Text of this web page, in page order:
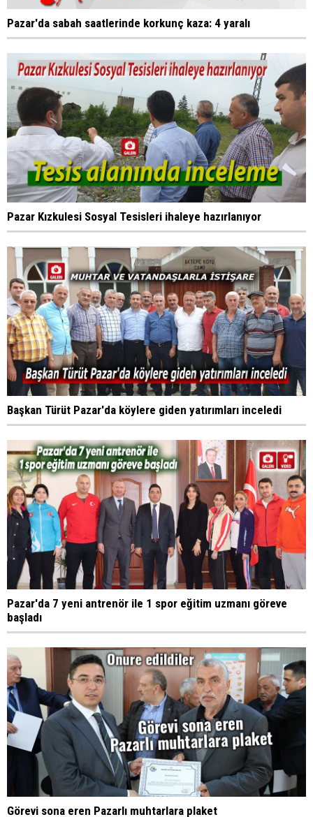
Pazar'da sabah saatlerinde korkunç kaza: 4 yaralı
Pazar Kızkulesi Sosyal Tesisleri ihaleye hazırlanıyor
Başkan Türüt Pazar'da köylere giden yatırımları inceledi
Pazar'da 7 yeni antrenör ile 1 spor eğitim uzmanı göreve
başladı
Görevi sona eren Pazarlı muhtarlara plaket